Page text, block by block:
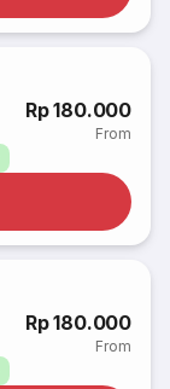
Rp 180.000
From
Rp 180.000
From